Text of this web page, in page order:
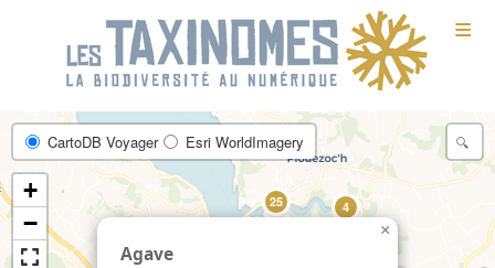
≡
4
25
Agave
×
CartoDB Voyager Esri WorldImagery
+
−